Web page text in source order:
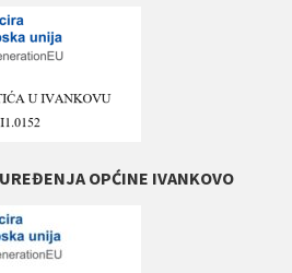
OPĆINE IVANKOVO